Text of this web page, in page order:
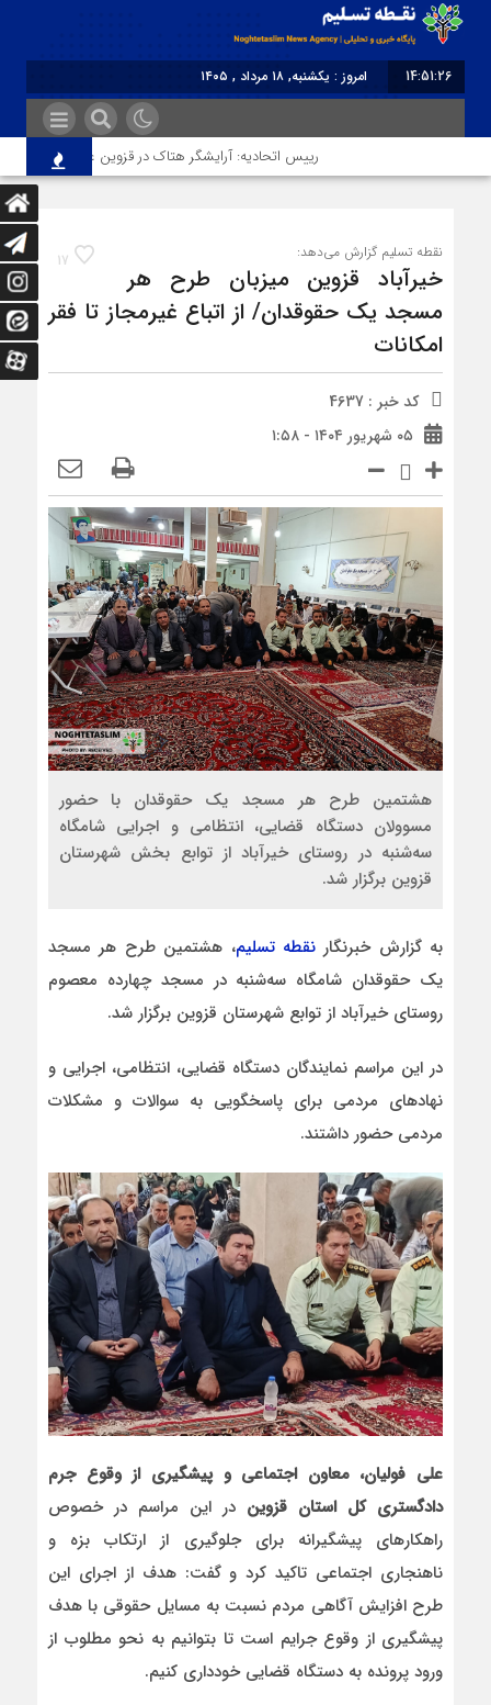
14:51:26
امروز : یکشنبه, ۱۸ مرداد , ۱۴۰۵
رییس اتحادیه: آرایشگر هتاک در قزوین عضو اتحادیه نبود
17 نقطه تسلیم گزارش می‌دهد:
خیرآباد قزوین میزبان طرح هر
مسجد یک حقوقدان/ از اتباع غیرمجاز تا فقر
امکانات
کد خبر : 4637
۰۵ شهریور ۱۴۰۴ - ۱:۵۸
هشتمین طرح هر مسجد یک حقوقدان با حضور
مسوولان دستگاه قضایی، انتظامی و اجرایی شامگاه
سه‌شنبه در روستای خیرآباد از توابع بخش شهرستان
قزوین برگزار شد.
به گزارش خبرنگارنقطه تسلیم، هشتمین طرح هر مسجد
یک حقوقدان شامگاه سه‌شنبه در مسجد چهارده معصوم
روستای خیرآباد از توابع شهرستان قزوین برگزار شد.
در این مراسم نمایندگان دستگاه قضایی، انتظامی، اجرایی و
نهادهای مردمی برای پاسخگویی به سوالات و مشکلات
مردمی حضور داشتند.
علی فولیان، معاون اجتماعی و پیشگیری از وقوع جرم
دادگستری کل استان قزوین در این مراسم در خصوص
راهکارهای پیشگیرانه برای جلوگیری از ارتکاب بزه و
ناهنجاری اجتماعی تاکید کرد و گفت: هدف از اجرای این
طرح افزایش آگاهی مردم نسبت به مسایل حقوقی با هدف
پیشگیری از وقوع جرایم است تا بتوانیم به نحو مطلوب از
ورود پرونده به دستگاه قضایی خودداری کنیم.